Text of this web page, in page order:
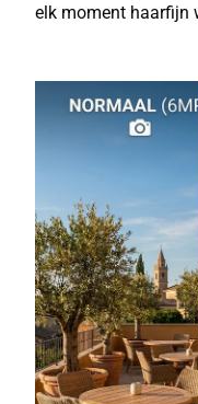
elk moment haarfijn